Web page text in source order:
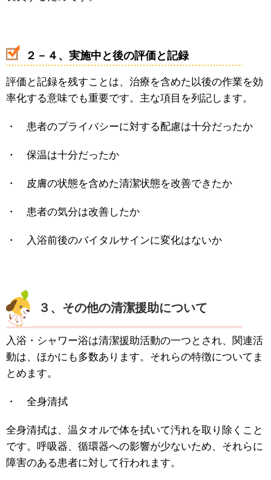
２－４、実施中と後の評価と記録
評価と記録を残すことは、治療を含めた以後の作業を効
率化する意味でも重要です。主な項目を列記します。
・ 患者のプライバシーに対する配慮は十分だったか
・ 保温は十分だったか
・ 皮膚の状態を含めた清潔状態を改善できたか
・ 患者の気分は改善したか
・ 入浴前後のバイタルサインに変化はないか
３、その他の清潔援助について
入浴・シャワー浴は清潔援助活動の一つとされ、関連活
動は、ほかにも多数あります。それらの特徴についてま
とめます。
・ 全身清拭
全身清拭は、温タオルで体を拭いて汚れを取り除くこと
です。呼吸器、循環器への影響が少ないため、それらに
障害のある患者に対して行われます。